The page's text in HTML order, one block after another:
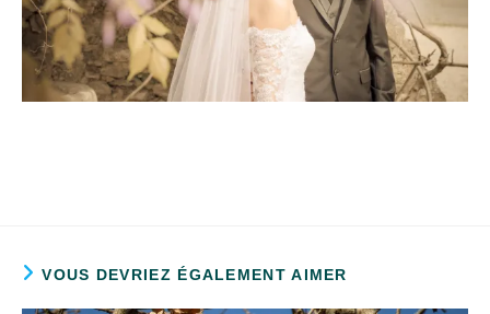
VOUS DEVRIEZ ÉGALEMENT AIMER